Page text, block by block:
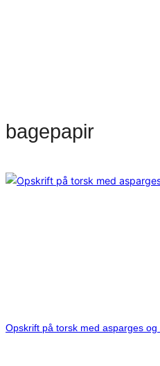
bagepapir
Opskrift på torsk med asparges og